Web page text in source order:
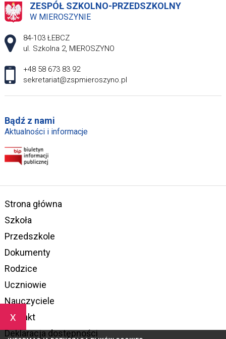
x
ZESPÓŁ SZKOLNO-PRZEDSZKOLNY
W MIEROSZYNIE
Adres pocztowy:
84-103 ŁEBCZ
ul. Szkolna 2, MIEROSZYNO
+48 58 673 83 92
sekretariat@zspmieroszyno.pl
Bądź z nami
Aktualności i informacje
Strona główna
Szkoła
Przedszkole
Dokumenty
Rodzice
Uczniowie
Nauczyciele
Kontakt
Deklaracja dostępności